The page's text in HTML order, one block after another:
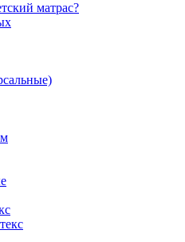
матрас?